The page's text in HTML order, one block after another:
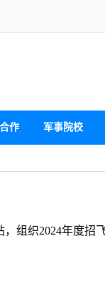
作 军事院校
组织2024年度招